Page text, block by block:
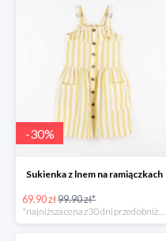
-30%
Sukienka z lnem na ramiączkach
69.90 zł99.90 zł*
*najniższa cena z 30 dni przed obniżką